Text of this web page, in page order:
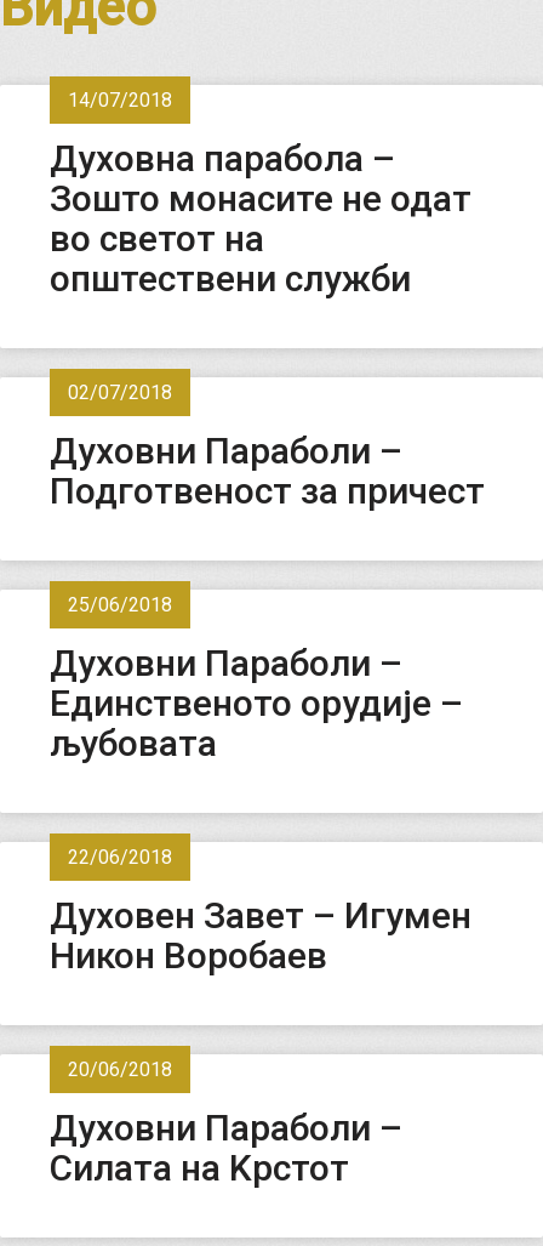
14/07/2018
Духовнa параболa –
Зошто монасите не одат
во светот на
општествени служби
02/07/2018
Духовни Параболи –
Подготвеност за причест
25/06/2018
Духовни Параболи –
Единственото орудије –
љубовата
22/06/2018
Духовен Завет – Игумен
Никон Воробаев
20/06/2018
Духовни Параболи –
Силата на Kрстот